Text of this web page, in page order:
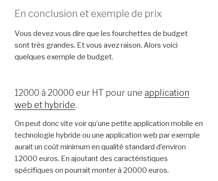
En conclusion et exemple de prix
Vous devez vous dire que les fourchettes de budget
sont très grandes. Et vous avez raison. Alors voici
quelques exemple de budget.
12000 à 20000 eur HT pour une application
web et hybride.
On peut donc vite voir qu’une petite application mobile en
technologie hybride ou une application web par exemple
aurait un coût minimum en qualité standard d’environ
12000 euros. En ajoutant des caractéristiques
spécifiques on pourrait monter à 20000 euros.